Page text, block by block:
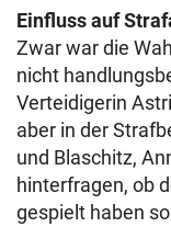
Einfluss auf
Zwar war die
nicht
Verteidigerin
aber in der
und Blaschitz,
hinterfragen, ob
gespielt haben